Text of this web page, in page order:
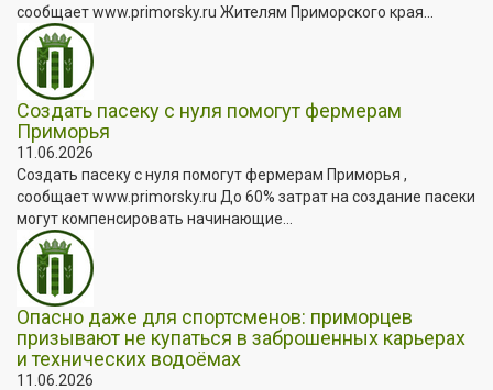
сообщает www.primorsky.ru Жителям Приморского края...
Создать пасеку с нуля помогут фермерам
Приморья
11.06.2026
Создать пасеку с нуля помогут фермерам Приморья ,
сообщает www.primorsky.ru До 60% затрат на создание пасеки
могут компенсировать начинающие...
Опасно даже для спортсменов: приморцев
призывают не купаться в заброшенных карьерах
и технических водоёмах
11.06.2026